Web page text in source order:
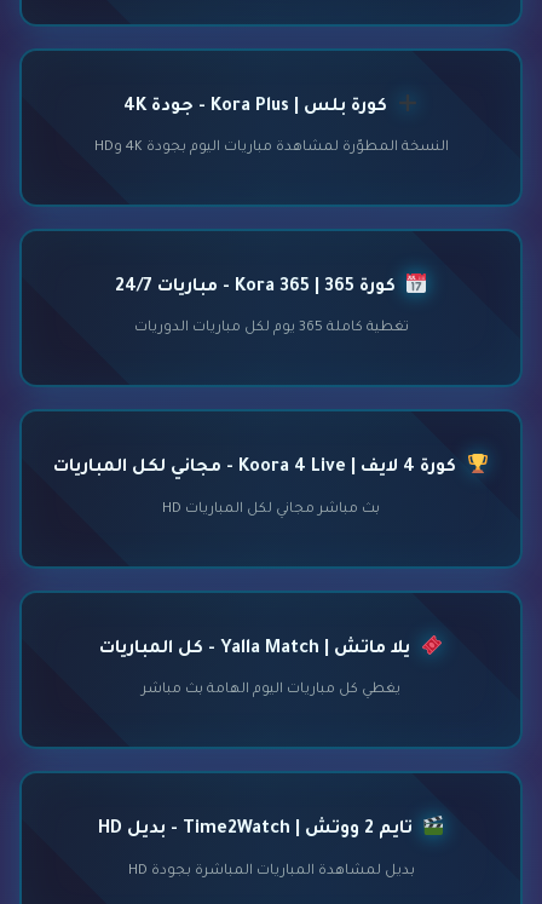
كورة بلس | Kora Plus - جودة 4K
النسخة المطوّرة لمشاهدة مباريات اليوم بجودة 4K وHD
كورة 365 | Kora 365 - مباريات 24/7
تغطية كاملة 365 يوم لكل مباريات الدوريات
كورة 4 لايف | Koora 4 Live - مجاني لكل المباريات
بث مباشر مجاني لكل المباريات HD
يلا ماتش | Yalla Match - كل المباريات
يغطي كل مباريات اليوم الهامة بث مباشر
تايم 2 ووتش | Time2Watch - بديل HD
بديل لمشاهدة المباريات المباشرة بجودة HD